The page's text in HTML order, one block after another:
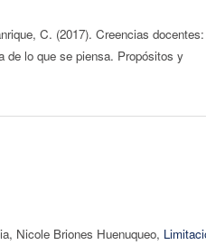
C. (2017). Creencias
de lo que se piensa. Propósitos y
Nicole Briones Huenuqueo,